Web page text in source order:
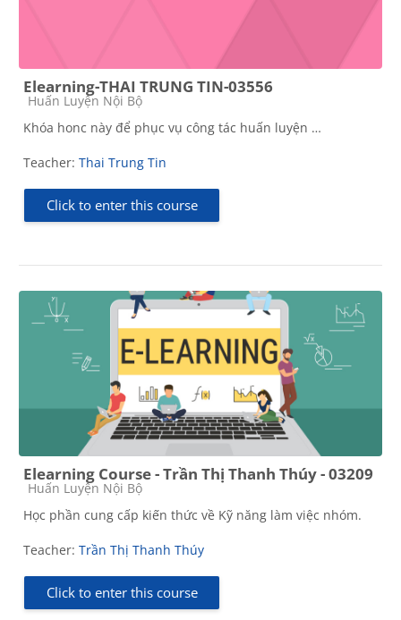
Elearning-THAI TRUNG TIN-03556
Course category
Huấn Luyện Nội Bộ
Khóa honc này để phục vụ công tác huấn luyện …
Teacher: Thai Trung Tin
Click to enter this course
Elearning Course - Trần Thị Thanh Thúy - 03209
Course category
Huấn Luyện Nội Bộ
Học phần cung cấp kiến thức về Kỹ năng làm việc nhóm.
Teacher: Trần Thị Thanh Thúy
Click to enter this course